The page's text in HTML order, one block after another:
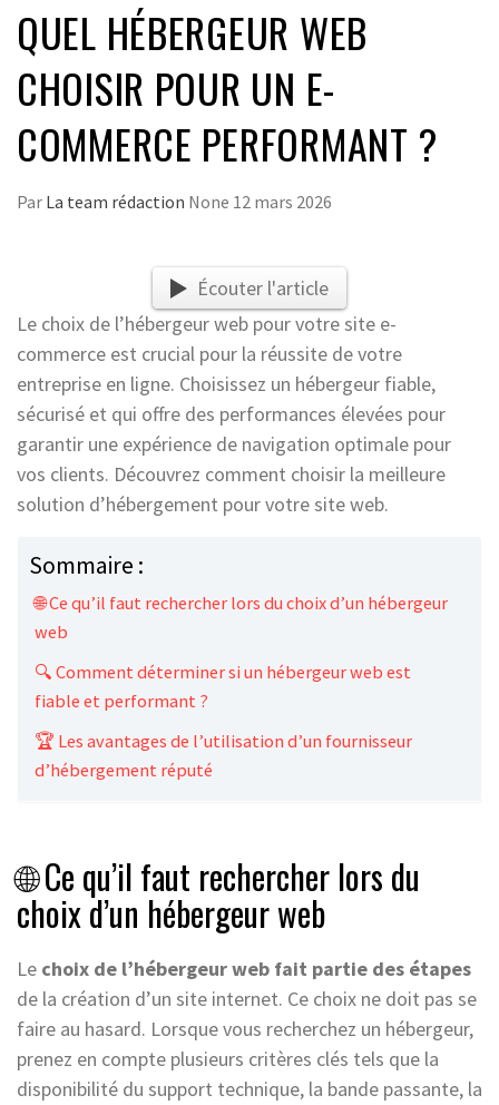
QUEL HÉBERGEUR WEB
CHOISIR POUR UN E-
COMMERCE PERFORMANT ?
Par La team rédaction None 12 mars 2026
Écouter l'article
Le choix de l’hébergeur web pour votre site e-
commerce est crucial pour la réussite de votre
entreprise en ligne. Choisissez un hébergeur fiable,
sécurisé et qui offre des performances élevées pour
garantir une expérience de navigation optimale pour
vos clients. Découvrez comment choisir la meilleure
solution d’hébergement pour votre site web.
Sommaire :
🌐 Ce qu’il faut rechercher lors du choix d’un hébergeur
web
🔍 Comment déterminer si un hébergeur web est
fiable et performant ?
🏆 Les avantages de l’utilisation d’un fournisseur
d’hébergement réputé
🌐 Ce qu’il faut rechercher lors du
choix d’un hébergeur web
Le choix de l’hébergeur web fait partie des étapes
de la création d’un site internet. Ce choix ne doit pas se
faire au hasard. Lorsque vous recherchez un hébergeur,
prenez en compte plusieurs critères clés tels que la
disponibilité du support technique, la bande passante, la